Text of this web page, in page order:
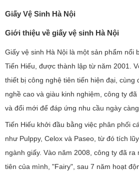
Giấy Vệ Sinh Hà Nội
Giới thiệu về giấy vệ sinh Hà Nội
Giấy vệ sinh Hà Nội là một sản phẩm nổi
Tiến Hiếu, được thành lập từ năm 2001.
thiết bị công nghệ tiên tiến hiện đại, cùng
nghề cao và giàu kinh nghiệm, công ty
và đổi mới để đáp ứng nhu cầu ngày
Tiến Hiếu khởi đầu bằng việc phân phối
như Pulppy, Celox và Paseo, từ đó tích
ngành giấy. Vào năm 2008, công ty đã
tiên của mình, "Fairy", sau 7 năm hoạt